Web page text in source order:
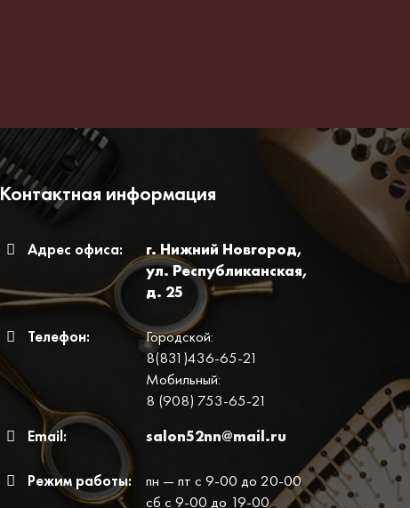
Контактная информация
Адрес офиса:
г. Нижний Новгород,
ул. Республиканская,
д. 25
Телефон:
Городской:
8(831)436-65-21
Мобильный:
8 (908) 753-65-21
Email:
salon52nn@mail.ru
Режим работы:
пн — пт с 9-00 до 20-00
сб с 9-00 до 19-00